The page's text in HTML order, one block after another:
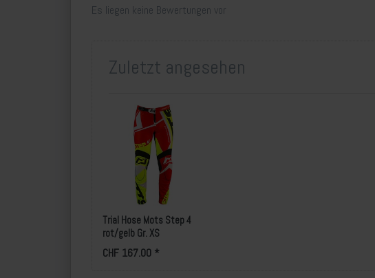
Es liegen keine Bewertungen vor
Zuletzt angesehen
Trial Hose Mots Step 4
rot/gelb Gr. XS
CHF 167.00 *